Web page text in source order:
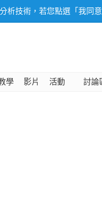
析技術，若您點選「我同
學 影片 活動 討論